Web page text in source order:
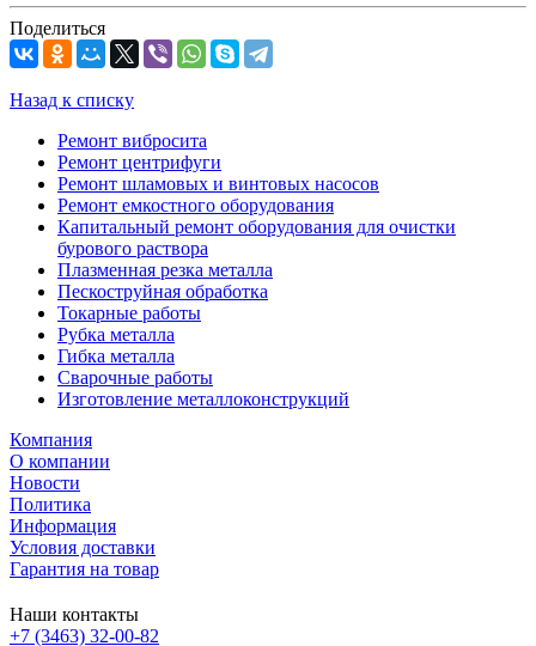
Поделиться
Назад к списку
Ремонт вибросита
Ремонт центрифуги
Ремонт шламовых и винтовых насосов
Ремонт емкостного оборудования
Капитальный ремонт оборудования для очистки
бурового раствора
Плазменная резка металла
Пескоструйная обработка
Токарные работы
Рубка металла
Гибка металла
Сварочные работы
Изготовление металлоконструкций
Компания
О компании
Новости
Политика
Информация
Условия доставки
Гарантия на товар
Наши контакты
+7 (3463) 32-00-82